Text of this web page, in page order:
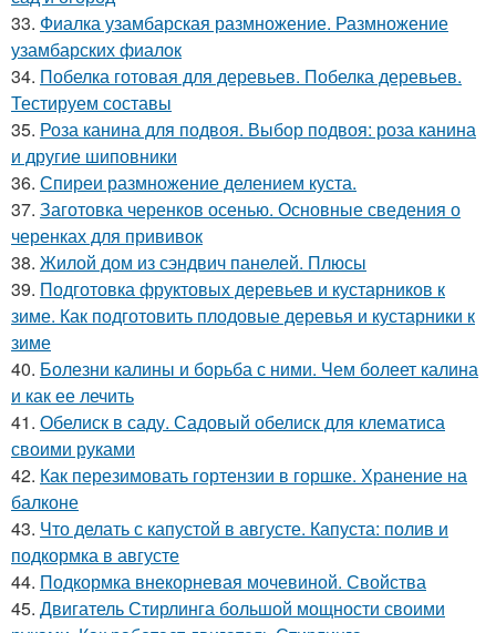
33. Фиалка узамбарская размножение. Размножение
узамбарских фиалок
34. Побелка готовая для деревьев. Побелка деревьев.
Тестируем составы
35. Роза канина для подвоя. Выбор подвоя: роза канина
и другие шиповники
36. Спиреи размножение делением куста.
37. Заготовка черенков осенью. Основные сведения о
черенках для прививок
38. Жилой дом из сэндвич панелей. Плюсы
39. Подготовка фруктовых деревьев и кустарников к
зиме. Как подготовить плодовые деревья и кустарники к
зиме
40. Болезни калины и борьба с ними. Чем болеет калина
и как ее лечить
41. Обелиск в саду. Садовый обелиск для клематиса
своими руками
42. Как перезимовать гортензии в горшке. Хранение на
балконе
43. Что делать с капустой в августе. Капуста: полив и
подкормка в августе
44. Подкормка внекорневая мочевиной. Свойства
45. Двигатель Стирлинга большой мощности своими